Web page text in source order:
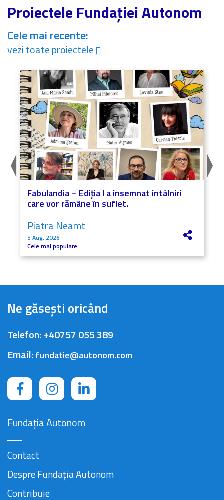
Proiectele Fundației Autonom
Cele mai recente:
vezi toate proiectele
Fabulandia – Ediția I a însemnat întâlniri
care vor rămâne în suflet.
Piatra Neamt
5 Aug. 2026
Cele mai populare
Ne găsești oricând
Telefon:+40757 055 389
Email:fundatie@autonom.com
Fundația Autonom
Contact
Despre Fundația Autonom
Contribuie